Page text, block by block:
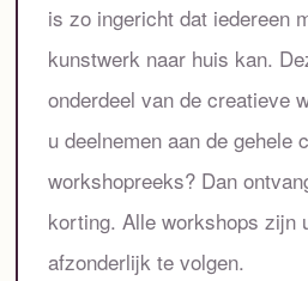
is zo ingericht dat iedereen
kunstwerk naar huis kan.
onderdeel van de creatieve
u deelnemen aan de gehele
workshopreeks? Dan
korting. Alle workshops zijn
afzonderlijk te volgen.